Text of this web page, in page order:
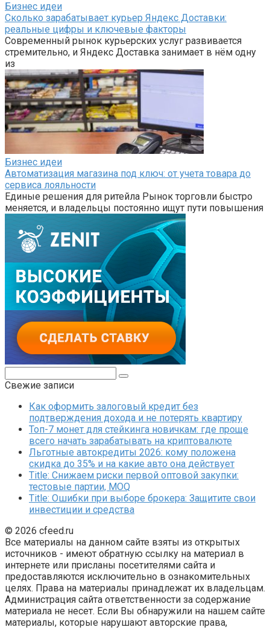
Бизнес идеи
Сколько зарабатывает курьер Яндекс Доставки:
реальные цифры и ключевые факторы
Современный рынок курьерских услуг развивается
стремительно, и Яндекс Доставка занимает в нём одну
из
Бизнес идеи
Автоматизация магазина под ключ: от учета товара до
сервиса лояльности
Единые решения для ритейла Рынок торговли быстро
меняется, и владельцы постоянно ищут пути повышения
Свежие записи
Как оформить залоговый кредит без
подтверждения дохода и не потерять квартиру
Топ-7 монет для стейкинга новичкам: где проще
всего начать зарабатывать на криптовалюте
Льготные автокредиты 2026: кому положена
скидка до 35% и на какие авто она действует
Title: Снижаем риски первой оптовой закупки:
тестовые партии, MOQ
Title: Ошибки при выборе брокера: Защитите свои
инвестиции и средства
© 2026 cfeed.ru
Все материалы на данном сайте взяты из открытых
источников - имеют обратную ссылку на материал в
интернете или присланы посетителями сайта и
предоставляются исключительно в ознакомительных
целях. Права на материалы принадлежат их владельцам.
Администрация сайта ответственности за содержание
материала не несет. Если Вы обнаружили на нашем сайте
материалы, которые нарушают авторские права,